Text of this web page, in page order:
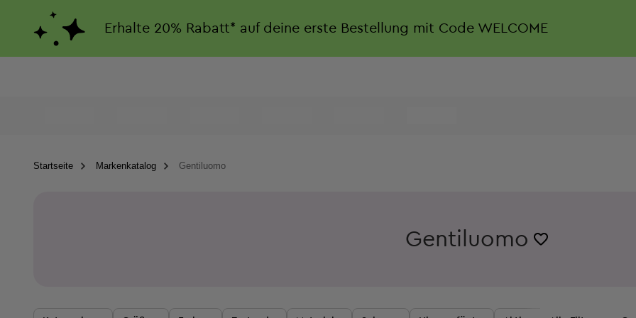
Erhalte 20% Rabatt* auf deine erste Bestellung mit Code WELCOME
Startseite Markenkatalog Gentiluomo
Gentiluomo